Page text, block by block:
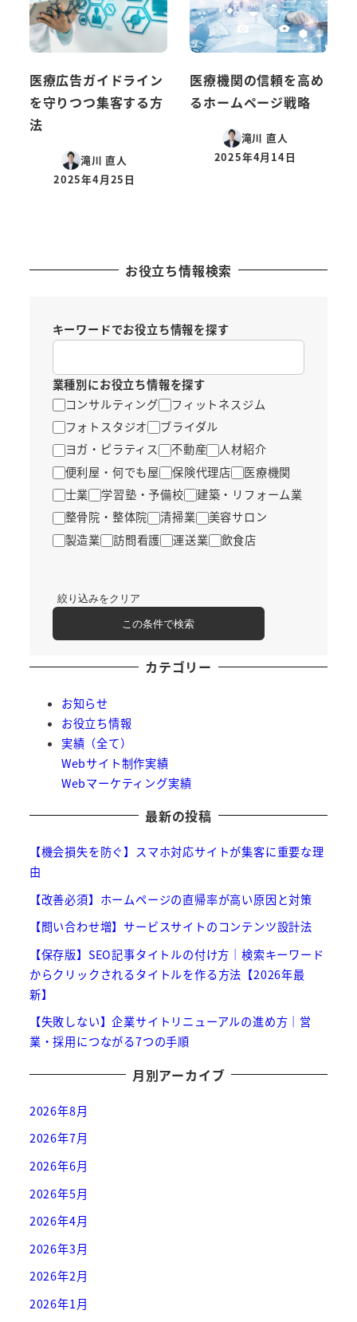
医療広告ガイドライン
を守りつつ集客する方
法
滝川 直人
投稿日
2025年4月25日
医療機関の信頼を高め
るホームページ戦略
滝川 直人
投稿日
2025年4月14日
お役立ち情報検索
キーワードでお役立ち情報を探す
業種別にお役立ち情報を探す
コンサルティング
フィットネスジム
フォトスタジオ
ブライダル
ヨガ・ピラティス
不動産
人材紹介
便利屋・何でも屋
保険代理店
医療機関
士業
学習塾・予備校
建築・リフォーム業
整骨院・整体院
清掃業
美容サロン
製造業
訪問看護 運送業 飲食店
絞り込みをクリア
この条件で検索
カテゴリー
お知らせ
お役立ち情報
実績（全て）
Webサイト制作実績
Webマーケティング実績
最新の投稿
【機会損失を防ぐ】スマホ対応サイトが集客に重要な理
由
【改善必須】ホームページの直帰率が高い原因と対策
【問い合わせ増】サービスサイトのコンテンツ設計法
【保存版】SEO記事タイトルの付け方｜検索キーワード
からクリックされるタイトルを作る方法【2026年最
新】
【失敗しない】企業サイトリニューアルの進め方｜営
業・採用につながる7つの手順
月別アーカイブ
2026年8月
2026年7月
2026年6月
2026年5月
2026年4月
2026年3月
2026年2月
2026年1月